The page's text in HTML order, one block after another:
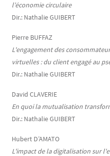
l’économie circulaire
Dir.: Nathalie GUIBERT
Pierre BUFFAZ
L'engagement des
virtuelles : du client engagé au
Dir.: Nathalie GUIBERT
David CLAVERIE
En quoi la mutualisation
Dir.: Nathalie GUIBERT
Hubert D’AMATO
L'impact de la digitalisation sur